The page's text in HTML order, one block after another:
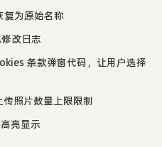
复为原始名称
改日志
条款弹窗代码，让用户选择
照片数量上限限制
亮显示